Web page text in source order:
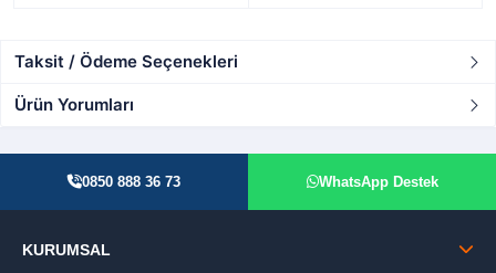
Taksit / Ödeme Seçenekleri
Ürün Yorumları
0850 888 36 73 WhatsApp Destek
KURUMSAL